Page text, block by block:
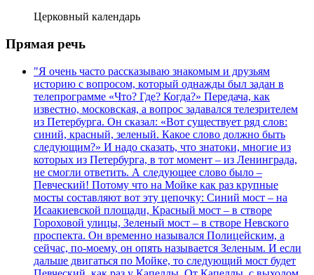
Церковный календарь
Прямая речь
"Я очень часто рассказываю знакомым и друзьям
историю с вопросом, который однажды был задан в
телепрограмме «Что? Где? Когда?» Передача, как
известно, московская, а вопрос задавался телезрителем
из Петербурга. Он сказал: «Вот существует ряд слов:
синий, красный, зеленый. Какое слово должно быть
следующим?» И надо сказать, что знатоки, многие из
которых из Петербурга, в тот момент – из Ленинграда,
не смогли ответить. А следующее слово было –
Певческий! Потому что на Мойке как раз крупные
мосты составляют вот эту цепочку: Синий мост – на
Исаакиевской площади, Красный мост – в створе
Гороховой улицы, Зеленый мост – в створе Невского
проспекта. Он временно назывался Полицейским, а
сейчас, по-моему, он опять называется Зеленым. И если
дальше двигаться по Мойке, то следующий мост будет